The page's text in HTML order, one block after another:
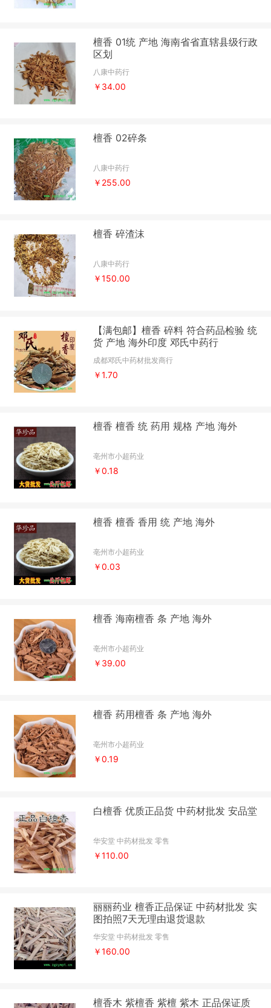
檀香 01统 产地 海南省省直辖县级行政
区划
八康中药行
￥34.00
檀香 02碎条
八康中药行
￥255.00
檀香 碎渣沫
八康中药行
￥150.00
【满包邮】檀香 碎料 符合药品检验 统
货 产地 海外印度 邓氏中药行
成都邓氏中药材批发商行
￥1.70
檀香 檀香 统 药用 规格 产地 海外
亳州市小超药业
￥0.18
檀香 檀香 香用 统 产地 海外
亳州市小超药业
￥0.03
檀香 海南檀香 条 产地 海外
亳州市小超药业
￥39.00
檀香 药用檀香 条 产地 海外
亳州市小超药业
￥0.19
白檀香 优质正品货 中药材批发 安品堂
华安堂 中药材批发 零售
￥110.00
丽丽药业 檀香正品保证 中药材批发 实
图拍照7天无理由退货退款
华安堂 中药材批发 零售
￥160.00
檀香木 紫檀香 紫檀 紫木 正品保证质